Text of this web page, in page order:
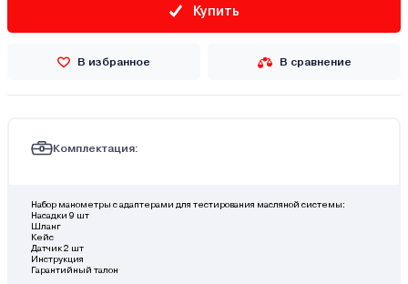
Купить
В избранное В сравнение
Комплектация:
Набор манометры с адаптерами для тестирования масляной системы:
Насадки 9 шт
Шланг
Кейс
Датчик 2 шт
Инструкция
Гарантийный талон